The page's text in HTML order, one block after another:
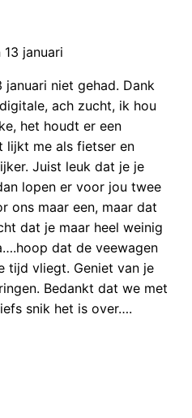
januari
januari niet gehad. Dank
ach zucht, ik hou
het houdt er een
lijkt me als fietser en
Juist leuk dat je je
lopen er voor jou twee
ons maar een, maar dat
dat je maar heel weinig
dat de veewagen
tijd vliegt. Geniet van je
Bedankt dat we met
snik het is over….